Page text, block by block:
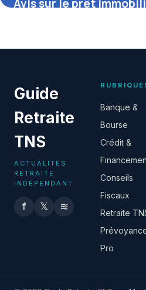
Avis sur le prêt
Guide
Retraite
TNS
ACTUALITÉS
RETRAITE
INDÉPENDANT
f 𝕏 ≋
Banque &
Bourse
Crédit &
Conseils
Fiscaux
Retraite
Pro